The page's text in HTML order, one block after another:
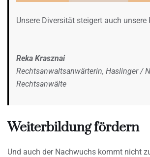
Unsere Diversität steigert auch unsere
Reka Krasznai
Rechtsanwaltsanwärterin, Haslinger /
Rechtsanwälte
Weiterbildung fördern
Und auch der Nachwuchs kommt nicht